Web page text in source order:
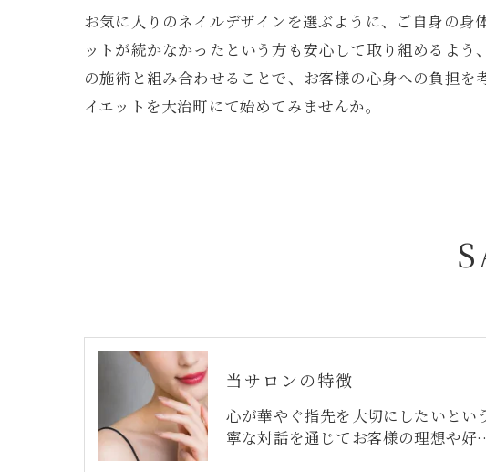
お気に入りのネイルデザインを選ぶように、ご自身の
ットが続かなかったという方も安心して取り組めるよ
の施術と組み合わせることで、お客様の心身への負担
イエットを大治町にて始めてみませんか。
当サロンの特徴
心が華やぐ指先を大切にしたいとい
寧な対話を通じてお客様の理想や好